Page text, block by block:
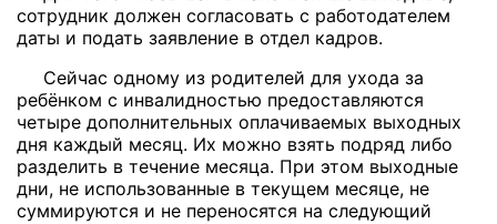
сотрудник должен согласовать с работодателем
даты и подать заявление в отдел кадров.
Сейчас одному из родителей для ухода за
ребёнком с инвалидностью предоставляются
четыре дополнительных оплачиваемых выходных
дня каждый месяц. Их можно взять подряд либо
разделить в течение месяца. При этом выходные
дни, не использованные в текущем месяце, не
суммируются и не переносятся на следующий